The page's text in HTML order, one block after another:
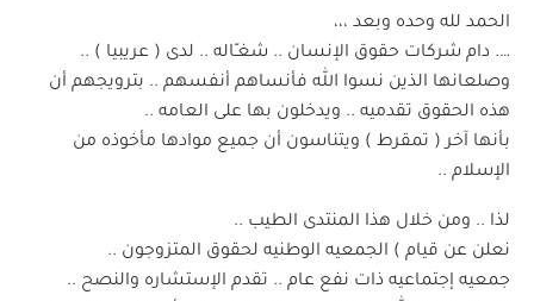
الحمد لله وحده وبعد ،،،
…. دام شركات حقوق الإنسان .. شغـّاله .. لدى ( عريبيا ) ..
وصلعانها الذين نسوا الله فأنساهم أنفسهم .. بترويجهم أن
هذه الحقوق تقدميه .. ويدخلون بها على العامه ..
بأنها آخر ( تمقرط ) ويتناسون أن جميع موادها مأخوذه من
الإسلام ..
لذا .. ومن خلال هذا المنتدى الطيب ..
نعلن عن قيام ) الجمعيه الوطنيه لحقوق المتزوجون ..
جمعيه إجتماعيه ذات نفع عام .. تقدم الإستشاره والنصح ..